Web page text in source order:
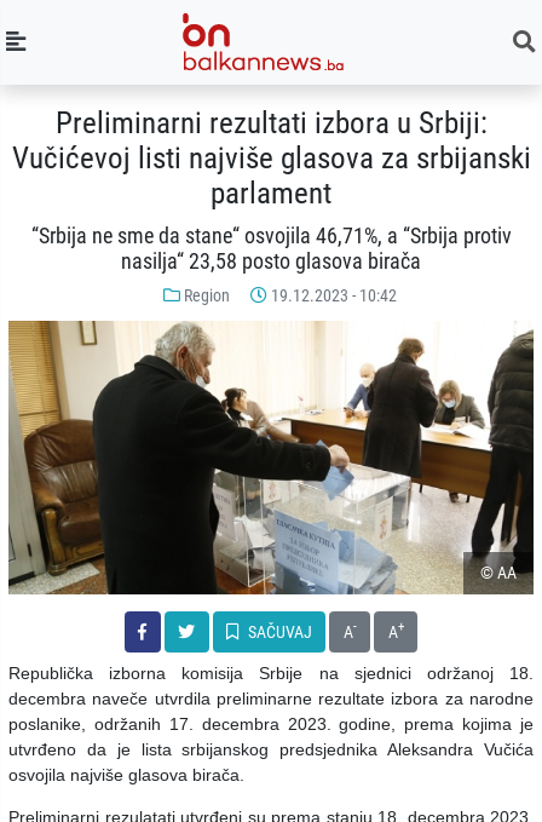
Preliminarni rezultati izbora u Srbiji:
Vučićevoj listi najviše glasova za srbijanski
parlament
“Srbija ne sme da stane“ osvojila 46,71%, a “Srbija protiv
nasilja“ 23,58 posto glasova birača
Region 19.12.2023 - 10:42
© AA
SAČUVAJ A- A+
Republička izborna komisija Srbije na sjednici održanoj 18.
decembra naveče utvrdila preliminarne rezultate izbora za narodne
poslanike, održanih 17. decembra 2023. godine, prema kojima je
utvrđeno da je lista srbijanskog predsjednika Aleksandra Vučića
osvojila najviše glasova birača.
Preliminarni rezulatati utvrđeni su prema stanju 18. decembra 2023.